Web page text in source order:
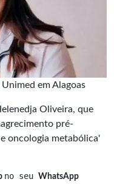
em Alagoas
Oliveira, que
pré-
oncologia metabólica'
no seu WhatsApp